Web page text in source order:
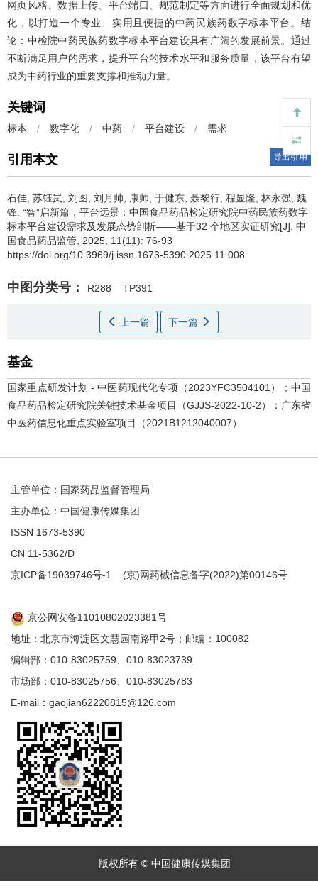
网页风格、数据上传、平台端口、规范制定等方面进行全面规划和优
化，以打造一个专业、实用且便捷的中药民族药数字标本平台。结
论：中检院中药民族药数字标本平台建设具有广阔的发展前景。通过
不断满足用户的需求，提升平台的技术水平和服务质量，该平台有望
成为中药行业的重要支撑和推动力量。
关键词
标本 / 数字化 / 中药 / 平台建设 / 需求
引用本文 导出引用
石佳, 苏钰岚, 刘图, 刘月帅, 康帅, 于健东, 聂黎行, 程显隆, 林永强, 魏
锋. “智”启新篇，平台远景：中国食品药品检定研究院中药民族药数字
标本平台建设需求及发展态势剖析——基于32 个地区实证研究[J]. 中
国食品药品监管, 2025, 11(11): 76-93
https://doi.org/10.3969/j.issn.1673-5390.2025.11.008
中图分类号： R288 TP391
上一篇 下一篇
基金
国家重点研发计划 - 中医药现代化专项（2023YFC3504101）；中国
食品药品检定研究院关键技术基金项目（GJJS-2022-10-2）；广东省
中医药信息化重点实验室项目（2021B1212040007）
主管单位：国家药品监督管理局
主办单位：中国健康传媒集团
ISSN 1673-5390
CN 11-5362/D
京ICP备19039746号-1 (京)网药械信息备字(2022)第00146号
京公网安备11010802023381号
地址：北京市海淀区文慧园南路甲2号；邮编：100082
编辑部：010-83025759、010-83023739
市场部：010-83025756、010-83025783
E-mail：gaojian62220815@126.com
版权所有 © 中国健康传媒集团